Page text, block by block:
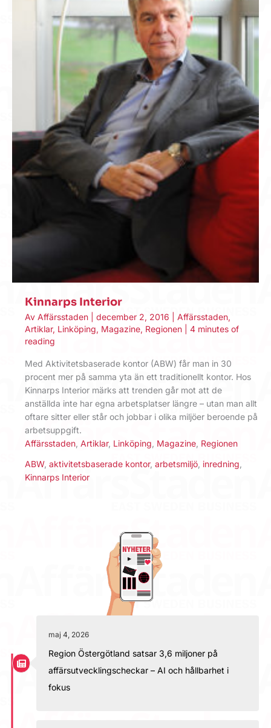
Kinnarps Interior
Av Affärsstaden december 2, 2016 Affärsstaden,
Artiklar, Linköping, Magazine, Regionen
4 minutes of
reading
Med Aktivitetsbaserade kontor (ABW) får man in 30
procent mer på samma yta än ett traditionellt kontor. Hos
Kinnarps Interior märks att trenden går mot att de
anställda inte har egna arbetsplatser längre – utan man allt
oftare sitter eller står och jobbar i olika miljöer beroende på
arbetsuppgift.
Affärsstaden Artiklar, Linköping Magazine Regionen
ABW, aktivitetsbaserade kontor, arbetsmiljö inredning
Kinnarps Interior
maj 4, 2026
Region Östergötland satsar 3,6 miljoner på
affärsutvecklingscheckar – AI och hållbarhet i
fokus